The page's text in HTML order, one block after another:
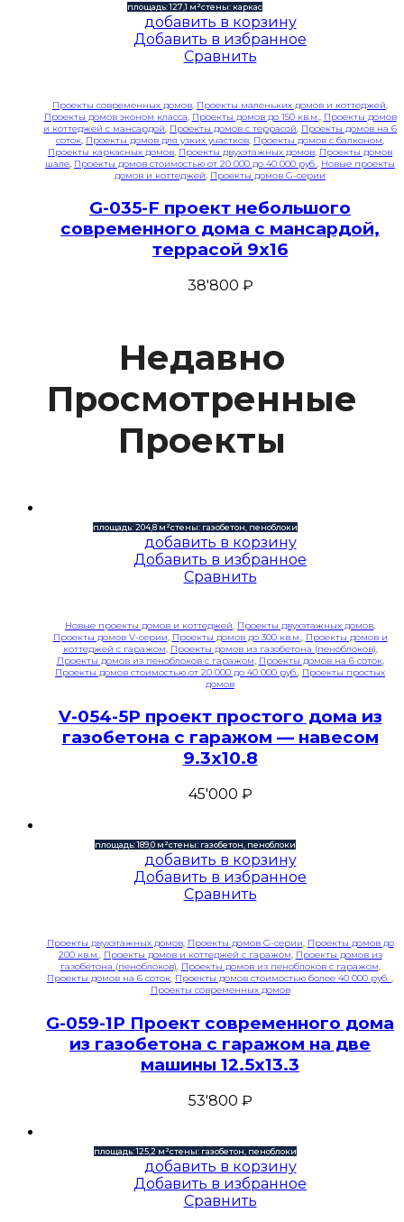
площадь: 127,1 м²стены: каркас
добавить в корзину
Добавить в избранное
Сравнить
Проекты современных домов, Проекты маленьких домов и коттеджей,
Проекты домов эконом класса, Проекты домов до 150 кв.м., Проекты домов
и коттеджей с мансардой, Проекты домов с террасой, Проекты домов на 6
соток, Проекты домов для узких участков, Проекты домов с балконом,
Проекты каркасных домов, Проекты двухэтажных домов, Проекты домов
шале, Проекты домов стоимостью от 20 000 до 40 000 руб., Новые проекты
домов и коттеджей, Проекты домов G-серии
G-035-F проект небольшого
современного дома с мансардой,
террасой 9х16
38'800 ₽
Недавно
Просмотренные
Проекты
площадь: 204,8 м²стены: газобетон, пеноблоки
добавить в корзину
Добавить в избранное
Сравнить
Новые проекты домов и коттеджей, Проекты двухэтажных домов,
Проекты домов V-серии, Проекты домов до 300 кв.м., Проекты домов и
коттеджей с гаражом, Проекты домов из газобетона (пеноблоков),
Проекты домов из пеноблоков с гаражом, Проекты домов на 6 соток,
Проекты домов стоимостью от 20 000 до 40 000 руб., Проекты простых
домов
V-054-5P проект простого дома из
газобетона с гаражом — навесом
9.3х10.8
45'000 ₽
площадь: 189,0 м²стены: газобетон, пеноблоки
добавить в корзину
Добавить в избранное
Сравнить
Проекты двухэтажных домов, Проекты домов G-серии, Проекты домов до
200 кв.м., Проекты домов и коттеджей с гаражом, Проекты домов из
газобетона (пеноблоков), Проекты домов из пеноблоков с гаражом,
Проекты домов на 6 соток, Проекты домов стоимостью более 40 000 руб. ,
Проекты современных домов
G-059-1P Проект современного дома
из газобетона с гаражом на две
машины 12.5х13.3
53'800 ₽
площадь: 125,2 м²стены: газобетон, пеноблоки
добавить в корзину
Добавить в избранное
Сравнить